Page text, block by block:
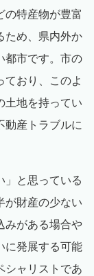
の特産物が豊富
ため、県内外か
都市です。市の
ており、このよ
土地を持ってい
動産トラブルに
」と思っている
が財産の少ない
みがある場合や
に発展する可能
シャリストであ